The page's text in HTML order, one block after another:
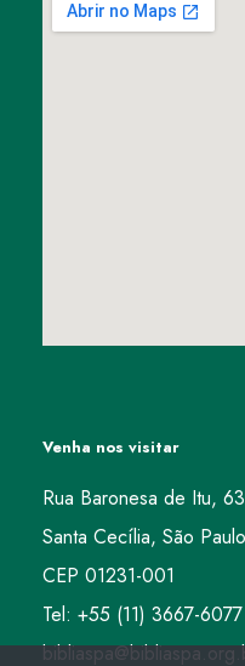
Venha nos visitar
Rua Baronesa de Itu,
Santa Cecília, São
CEP 01231-001
Tel: +55 (11) 3667-6077